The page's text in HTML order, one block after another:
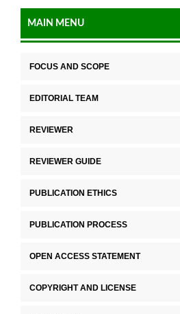
MAIN MENU
FOCUS AND SCOPE
EDITORIAL TEAM
REVIEWER
REVIEWER GUIDE
PUBLICATION ETHICS
PUBLICATION PROCESS
OPEN ACCESS STATEMENT
COPYRIGHT AND LICENSE